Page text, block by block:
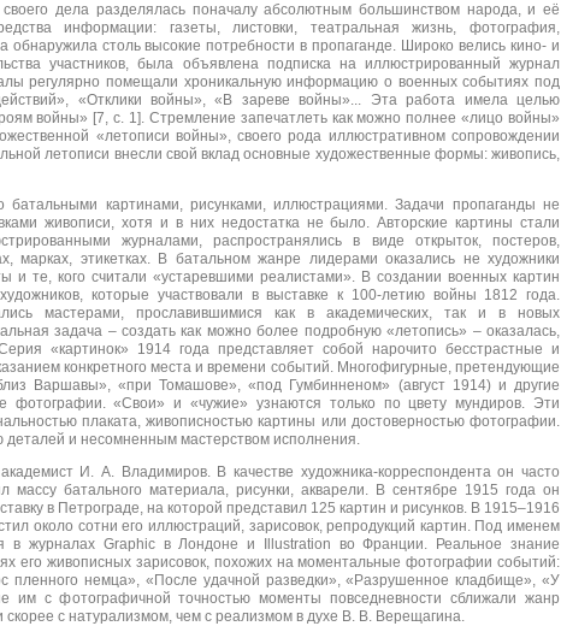
дела разделялась поначалу абсолютным большинством народа, и её
информации: газеты, листовки, театральная жизнь, фотография,
обнаружила столь высокие потребности в пропаганде. Широко велись кино- и
участников, была объявлена подписка на иллюстрированный журнал
регулярно помещали хроникальную информацию о военных событиях под
«Отклики войны», «В зареве войны»... Эта работа имела целью
войны» [7, с. 1]. Стремление запечатлеть как можно полнее «лицо войны»
«летописи войны», своего рода иллюстративном сопровождении
летописи внесли свой вклад основные художественные формы: живопись,
картинами, рисунками, иллюстрациями. Задачи пропаганды не
живописи, хотя и в них недостатка не было. Авторские картины стали
журналами, распространялись в виде открыток, постеров,
марках, этикетках. В батальном жанре лидерами оказались не художники
и те, кого считали «устаревшими реалистами». В создании военных картин
которые участвовали в выставке к 100-летию войны 1812 года.
мастерами, прославившимися как в академических, так и в новых
задача – создать как можно более подробную «летопись» – оказалась,
«картинок» 1914 года представляет собой нарочито бесстрастные и
конкретного места и времени событий. Многофигурные, претендующие
Варшавы», «при Томашове», «под Гумбинненом» (август 1914) и другие
фотографии. «Свои» и «чужие» узнаются только по цвету мундиров. Эти
плаката, живописностью картины или достоверностью фотографии.
деталей и несомненным мастерством исполнения.
И. А. Владимиров. В качестве художника-корреспондента он часто
массу батального материала, рисунки, акварели. В сентябре 1915 года он
в Петрограде, на которой представил 125 картин и рисунков. В 1915–1916
около сотни его иллюстраций, зарисовок, репродукций картин. Под именем
в журналах Graphic в Лондоне и Illustration во Франции. Реальное знание
его живописных зарисовок, похожих на моментальные фотографии событий:
пленного немца», «После удачной разведки», «Разрушенное кладбище», «У
им с фотографичной точностью моменты повседневности сближали жанр
скорее с натурализмом, чем с реализмом в духе В. В. Верещагина.